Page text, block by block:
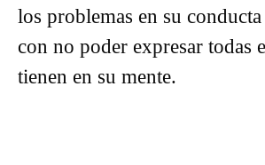
los problemas en su
con no poder expresar todas
tienen en su mente.